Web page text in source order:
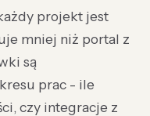
projekt jest
mniej niż portal z
są
prac - ile
czy integracje z